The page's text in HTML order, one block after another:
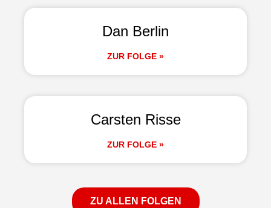
Dan Berlin
ZUR FOLGE »
Carsten Risse
ZUR FOLGE »
ZU ALLEN FOLGEN